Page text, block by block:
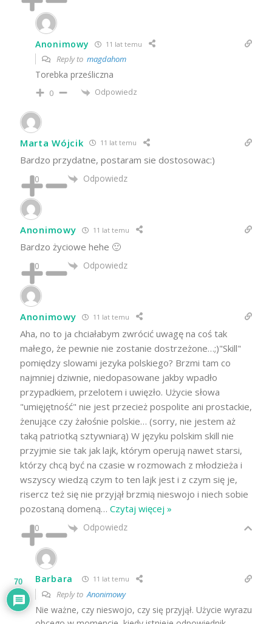
Anonimowy 11 lat temu
Reply to magdahom
Torebka prześliczna
0 Odpowiedz
Marta Wójcik 11 lat temu
Bardzo przydatne, postaram sie dostosowac:)
0 Odpowiedz
Anonimowy 11 lat temu
Bardzo życiowe hehe 🙂
0 Odpowiedz
Anonimowy 11 lat temu
Aha, no to ja chciałabym zwrócić uwagę na coś tak
małego, że pewnie nie zostanie dostrzeżone…;)"Skill"
pomiędzy slowami jezyka polskiego? Brzmi tam co
najmniej dziwnie, niedopasowane jakby wpadło
przypadkiem, przelotem i uwięzło. Użycie słowa
"umięjętność" nie jest przecież pospolite ani prostackie,
żenujące czy żałośnie polskie… (sorry, nie jestem aż
taką patriotką sztywniarą) W języku polskim skill nie
przyjmie sie tak jak lajk, którym operują nawet starsi,
którzy chcą być na czasie w rozmowach z młodzieża i
wszyscy wiedzą czym to ten lajk jest i z czym się je,
risercz też się nie przyjął brzmią nieswojo i niech sobie
pozostaną domeną… Czytaj więcej »
0 Odpowiedz
Barbara 11 lat temu
Reply to Anonimowy
Nie ważne, czy nieswojo, czy się przyjął. Użycie wyrazu
70